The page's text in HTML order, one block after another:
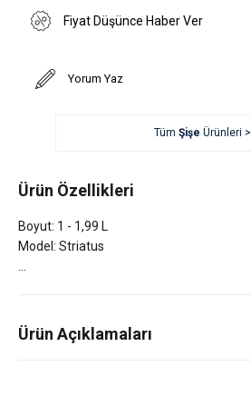
Fiyat Düşünce Haber Ver
Yorum Yaz
TümŞişe Ürünleri >
Ürün Özellikleri
Boyut: 1 - 1,99 L
Model: Striatus
Ürün Açıklamaları